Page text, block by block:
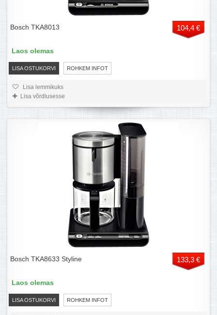
Bosch TKA8013 104,4 €
LISA OSTUKORVI ROHKEM INFOT
Laos olemas
Lisa lemmikuks
Lisa võrdlusesse
Bosch TKA8633 Styline 133,3 €
LISA OSTUKORVI ROHKEM INFOT
Laos olemas